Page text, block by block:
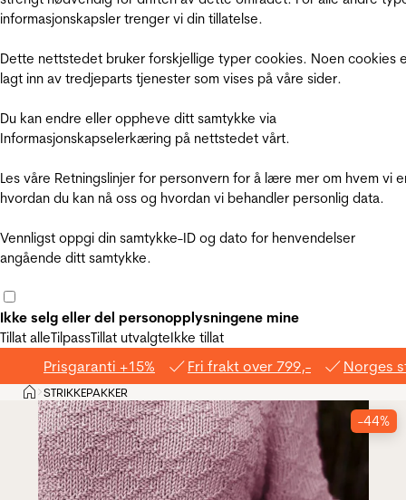
informasjonskapsler trenger vi din tillatelse.
Dette nettstedet bruker forskjellige typer cookies. Noen cookies
lagt inn av tredjeparts tjenester som vises på våre sider.
Du kan endre eller oppheve ditt samtykke via
Informasjonskapselerkæring på nettstedet vårt.
Les våre Retningslinjer for personvern for å lære mer om hvem vi
hvordan du kan nå oss og hvordan vi behandler personlig data.
Vennligst oppgi din samtykke-ID og dato for henvendelser
angående ditt samtykke.
Ikke selg eller del personopplysningene mine
Tillat alleTilpassTillat utvalgteIkke tillat
Prisgaranti +15% Fri frakt over 799,- Norges
Hjem
>STRIKKEPAKKER
-44%